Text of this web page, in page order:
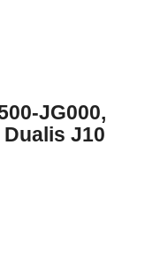
JG000,
J10